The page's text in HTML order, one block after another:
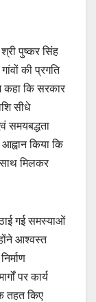
पुष्कर सिंह
की प्रगति
कहा कि सरकार
सीधे
समयबद्धता
किया कि
मिलकर
गई समस्याओं
आश्वस्त
पर कार्य
तहत किए